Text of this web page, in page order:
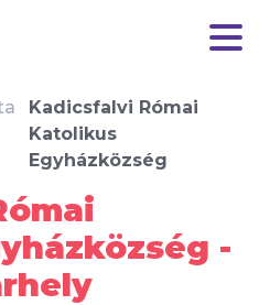
Kadicsfalvi Római
Katolikus
Egyházközség
-